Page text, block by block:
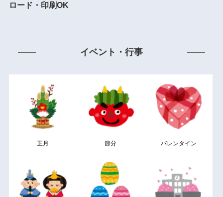
ロード・印刷OK
イベント・行事
正月 節分 バレンタイン